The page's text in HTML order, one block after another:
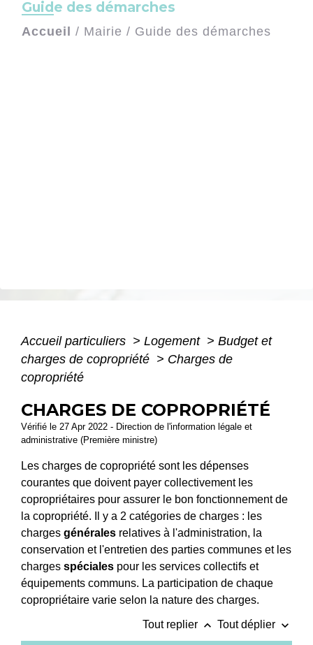
Guide des démarches
Accueil / Mairie / Guide des démarches
Accueil particuliers > Logement > Budget et
charges de copropriété > Charges de
copropriété
CHARGES DE COPROPRIÉTÉ
Vérifié le 27 Apr 2022 - Direction de l'information légale et
administrative (Première ministre)
Les charges de copropriété sont les dépenses
courantes que doivent payer collectivement les
copropriétaires pour assurer le bon fonctionnement de
la copropriété. Il y a 2 catégories de charges : les
charges générales relatives à l'administration, la
conservation et l'entretien des parties communes et les
charges spéciales pour les services collectifs et
équipements communs. La participation de chaque
copropriétaire varie selon la nature des charges.
Tout replier keyboard_arrow_up Tout déplier keyboard_arrow_down